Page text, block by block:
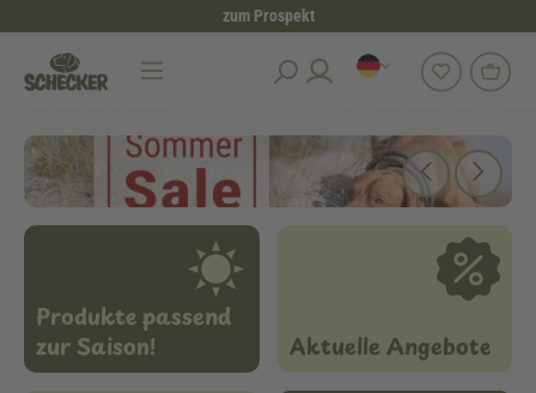
zum Prospekt
Produkte passend
zur Saison!
Aktuelle Angebote